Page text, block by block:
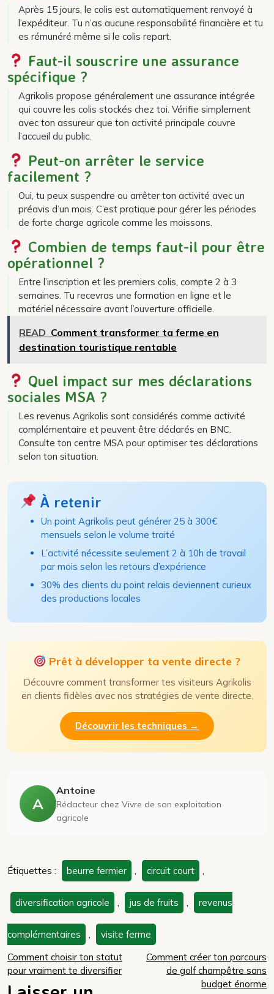
Après 15 jours, le colis est automatiquement renvoyé à
l’expéditeur. Tu n’as aucune responsabilité financière et tu
es rémunéré même si le colis repart.
Faut-il souscrire une assurance
spécifique ?
Agrikolis propose généralement une assurance intégrée
qui couvre les colis stockés chez toi. Vérifie simplement
avec ton assureur que ton activité principale couvre
l’accueil du public.
Peut-on arrêter le service
facilement ?
Oui, tu peux suspendre ou arrêter ton activité avec un
préavis d’un mois. C’est pratique pour gérer les périodes
de forte charge agricole comme les moissons.
Combien de temps faut-il pour être
opérationnel ?
Entre l’inscription et les premiers colis, compte 2 à 3
semaines. Tu recevras une formation en ligne et le
matériel nécessaire avant l’ouverture officielle.
READ Comment transformer ta ferme en
destination touristique rentable
Quel impact sur mes déclarations
sociales MSA ?
Les revenus Agrikolis sont considérés comme activité
complémentaire et peuvent être déclarés en BNC.
Consulte ton centre MSA pour optimiser tes déclarations
selon ton situation.
À retenir
Un point Agrikolis peut générer 25 à 300€
mensuels selon le volume traité
L’activité nécessite seulement 2 à 10h de travail
par mois selon les retours d’expérience
30% des clients du point relais deviennent curieux
des productions locales
Prêt à développer ta vente directe ?
Découvre comment transformer tes visiteurs Agrikolis
en clients fidèles avec nos stratégies de vente directe.
Découvrir les techniques →
A
Antoine
Rédacteur chez Vivre de son exploitation
agricole
Étiquettes : beurre fermier , circuit court ,
diversification agricole , jus de fruits , revenus
complémentaires , visite ferme
Navigation
de
Comment choisir ton statut
pour vraiment te diversifier
Comment créer ton parcours
de golf champêtre sans
budget énorme